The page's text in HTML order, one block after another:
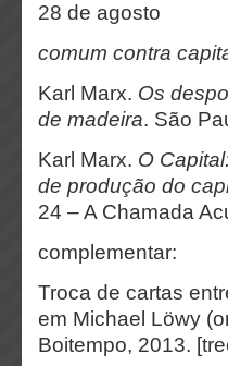
28 de agosto
comum contra
Karl Marx. Os
de madeira. São
Karl Marx. O
de produção do
24 – A Chamada
complementar:
Troca de cartas
em Michael Löwy
Boitempo, 2013.